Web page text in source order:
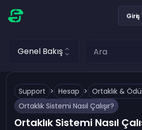
Giriş
Genel Bakış
Support > Hesap > Ortaklık &
Ortaklık Sistemi Nasıl Çalışır?
Ortaklık Sistemi Nasıl